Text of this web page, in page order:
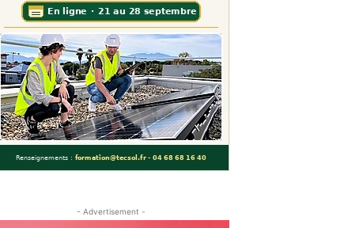
- Advertisement -